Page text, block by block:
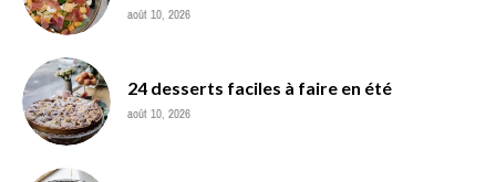
août 10, 2026
24 desserts faciles à faire en été
août 10, 2026